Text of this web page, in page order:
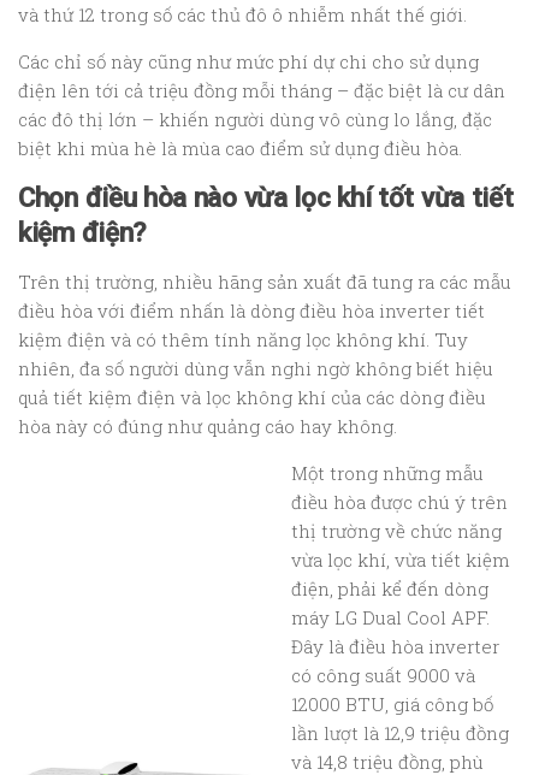
và thứ 12 trong số các thủ đô ô nhiễm nhất thế giới.
Các chỉ số này cũng như mức phí dự chi cho sử dụng
điện lên tới cả triệu đồng mỗi tháng – đặc biệt là cư dân
các đô thị lớn – khiến người dùng vô cùng lo lắng, đặc
biệt khi mùa hè là mùa cao điểm sử dụng điều hòa.
Chọn điều hòa nào vừa lọc khí tốt vừa tiết
kiệm điện?
Trên thị trường, nhiều hãng sản xuất đã tung ra các mẫu
điều hòa với điểm nhấn là dòng điều hòa inverter tiết
kiệm điện và có thêm tính năng lọc không khí. Tuy
nhiên, đa số người dùng vẫn nghi ngờ không biết hiệu
quả tiết kiệm điện và lọc không khí của các dòng điều
hòa này có đúng như quảng cáo hay không.
Một trong những mẫu
điều hòa được chú ý trên
thị trường về chức năng
vừa lọc khí, vừa tiết kiệm
điện, phải kể đến dòng
máy LG Dual Cool APF.
Đây là điều hòa inverter
có công suất 9000 và
12000 BTU, giá công bố
lần lượt là 12,9 triệu đồng
và 14,8 triệu đồng, phù